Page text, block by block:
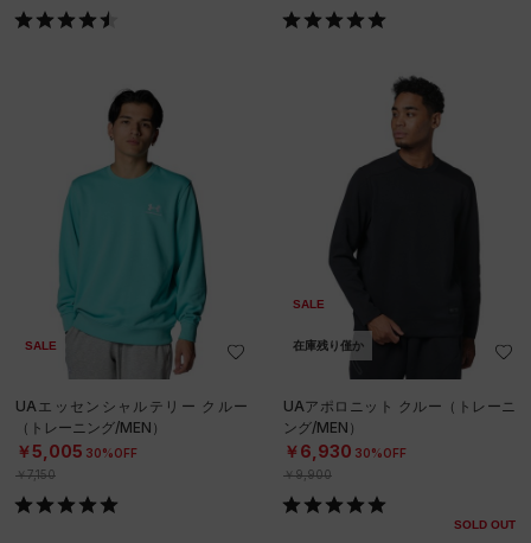
SALE
UAエッセンシャルテリー クルー
（トレーニング/MEN）
￥5,005 30%OFF
￥7,150
SALE
在庫残り僅か
UAアポロニット クルー（トレーニ
ング/MEN）
￥6,930 30%OFF
￥9,900
SOLD OUT